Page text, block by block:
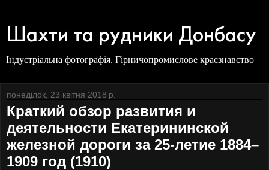
Шахти та рудники Донбасу
Індустріальна фотографія. Гірничопромислове краєзнавство
понеділок, 23 квітня 2018 р.
Краткий обзор развития и
деятельности Екатерининской
железной дороги за 25-летие 1884–
1909 год (1910)